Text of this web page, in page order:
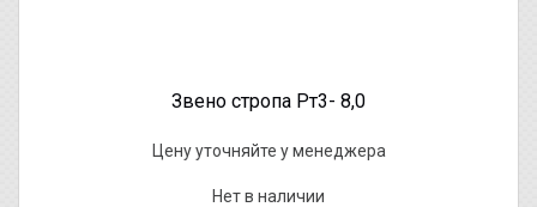
Звено стропа Рт3- 8,0
Цену уточняйте у менеджера
Нет в наличии